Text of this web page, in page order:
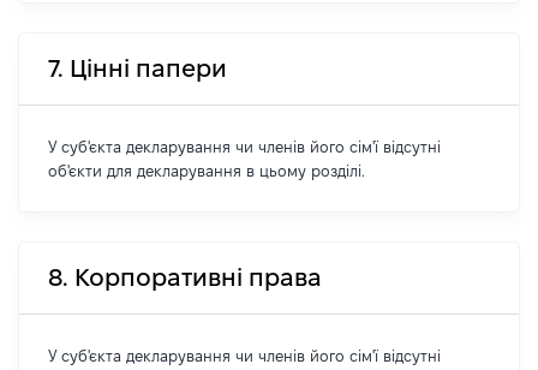
7. Цінні папери
У суб'єкта декларування чи членів його сім'ї відсутні
об'єкти для декларування в цьому розділі.
8. Корпоративні права
У суб'єкта декларування чи членів його сім'ї відсутні